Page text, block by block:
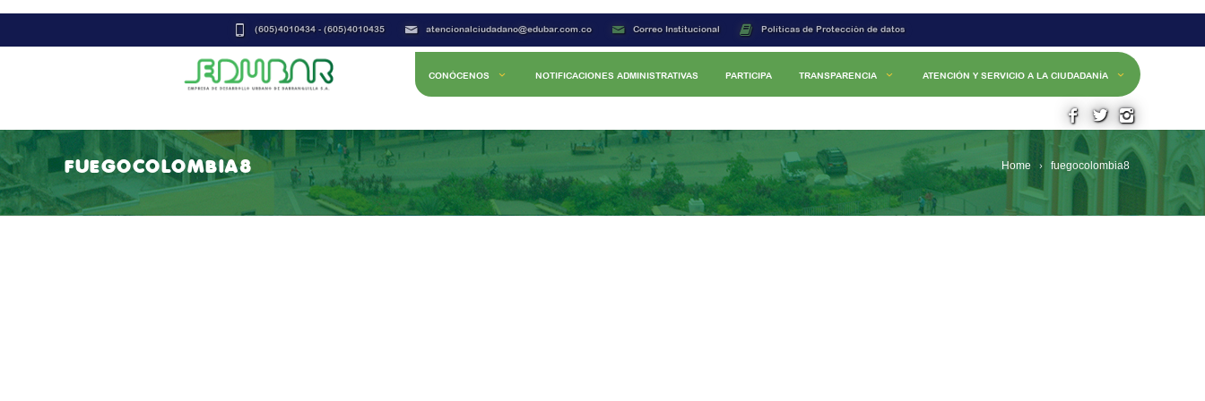
Políticas de Protección de datos
Correo Institucional
atencionalciudadano@edubar.com.co
(605)4010434 - (605)4010435
CONÓCENOS NOTIFICACIONES ADMINISTRATIVAS PARTICIPA TRANSPARENCIA ATENCIÓN Y SERVICIO A LA CIUDADANÍA
Home fuegocolombia8
FUEGOCOLOMBIA8